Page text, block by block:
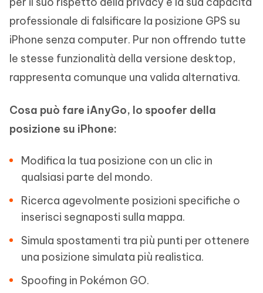
professionale di falsificare la posizione GPS su
iPhone senza computer. Pur non offrendo tutte
le stesse funzionalità della versione desktop,
rappresenta comunque una valida alternativa.
Cosa può fare iAnyGo, lo spoofer della
posizione su iPhone:
Modifica la tua posizione con un clic in
qualsiasi parte del mondo.
Ricerca agevolmente posizioni specifiche o
inserisci segnaposti sulla mappa.
Simula spostamenti tra più punti per ottenere
una posizione simulata più realistica.
Spoofing in Pokémon GO.